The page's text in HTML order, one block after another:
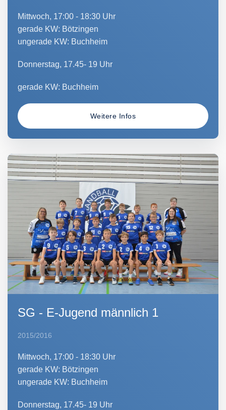
Mittwoch, 17:00 - 18:30 Uhr
gerade KW: Bötzingen
ungerade KW: Buchheim
Donnerstag, 17.45- 19 Uhr
gerade KW: Buchheim
Weitere Infos
SG - E-Jugend männlich 1
2015/2016
Mittwoch, 17:00 - 18:30 Uhr
gerade KW: Bötzingen
ungerade KW: Buchheim
Donnerstag, 17.45- 19 Uhr